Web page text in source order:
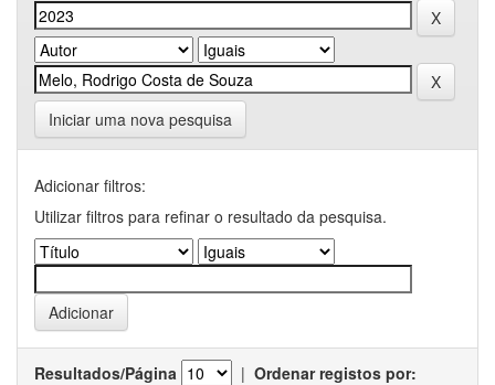
Iniciar uma nova pesquisa
Adicionar filtros:
Utilizar filtros para refinar o resultado da pesquisa.
Resultados/Página | Ordenar registos por: